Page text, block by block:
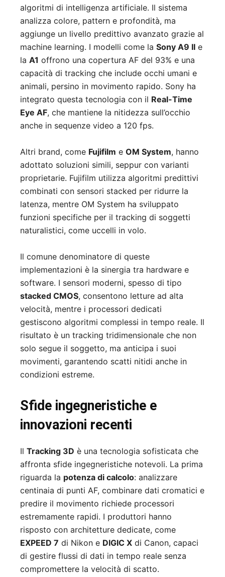
algoritmi di intelligenza artificiale. Il sistema
analizza colore, pattern e profondità, ma
aggiunge un livello predittivo avanzato grazie al
machine learning. I modelli come la Sony A9 II e
la A1 offrono una copertura AF del 93% e una
capacità di tracking che include occhi umani e
animali, persino in movimento rapido. Sony ha
integrato questa tecnologia con il Real-Time
Eye AF, che mantiene la nitidezza sull’occhio
anche in sequenze video a 120 fps.
Altri brand, come Fujifilm e OM System, hanno
adottato soluzioni simili, seppur con varianti
proprietarie. Fujifilm utilizza algoritmi predittivi
combinati con sensori stacked per ridurre la
latenza, mentre OM System ha sviluppato
funzioni specifiche per il tracking di soggetti
naturalistici, come uccelli in volo.
Il comune denominatore di queste
implementazioni è la sinergia tra hardware e
software. I sensori moderni, spesso di tipo
stacked CMOS, consentono letture ad alta
velocità, mentre i processori dedicati
gestiscono algoritmi complessi in tempo reale. Il
risultato è un tracking tridimensionale che non
solo segue il soggetto, ma anticipa i suoi
movimenti, garantendo scatti nitidi anche in
condizioni estreme.
Sfide ingegneristiche e
innovazioni recenti
Il Tracking 3D è una tecnologia sofisticata che
affronta sfide ingegneristiche notevoli. La prima
riguarda la potenza di calcolo: analizzare
centinaia di punti AF, combinare dati cromatici e
predire il movimento richiede processori
estremamente rapidi. I produttori hanno
risposto con architetture dedicate, come
EXPEED 7 di Nikon e DIGIC X di Canon, capaci
di gestire flussi di dati in tempo reale senza
compromettere la velocità di scatto.